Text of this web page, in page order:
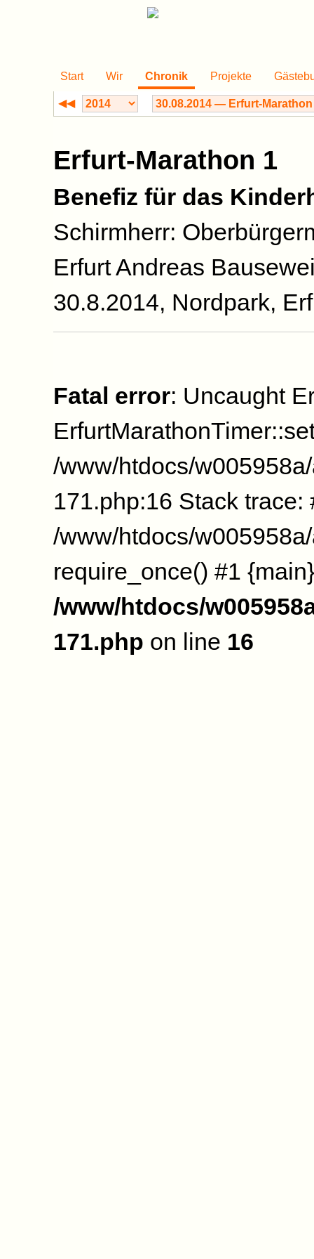
Start Wir Chronik Projekte
◀◀
Erfurt-Marathon 1
Benefiz für das
Schirmherr:
Erfurt Andreas
30.8.2014, Nordpark,
Fatal error: Uncaught
/www/htdocs/
171.php:16 Stack trace:
/www/htdocs/
require_once() #1
/www/htdocs/
171.php on line 16